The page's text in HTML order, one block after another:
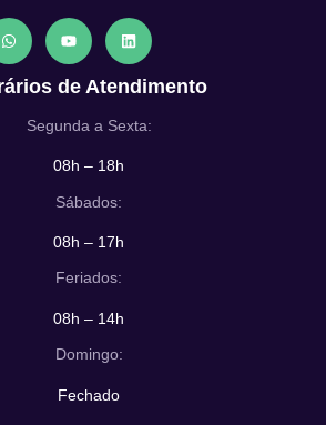
de Atendimento
Segunda a Sexta:
08h – 18h
Sábados:
08h – 17h
Feriados:
08h – 14h
Domingo:
Fechado